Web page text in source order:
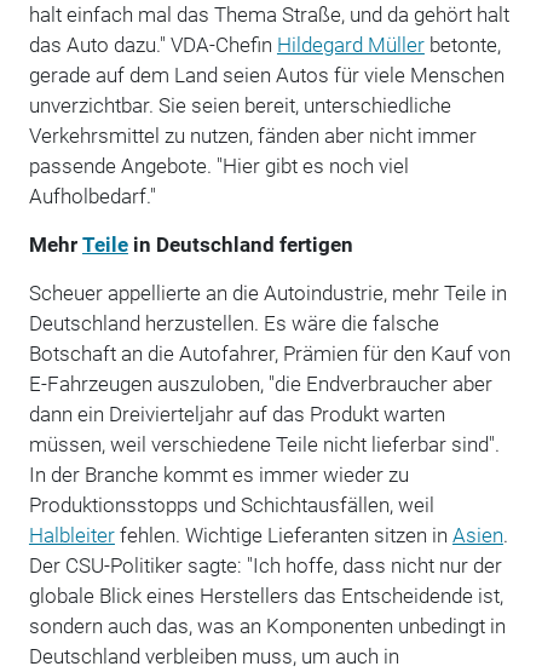
halt einfach mal das Thema Straße, und da gehört halt
das Auto dazu." VDA-Chefin Hildegard Müllerbetonte,
gerade auf dem Land seien Autos für viele Menschen
unverzichtbar. Sie seien bereit, unterschiedliche
Verkehrsmittel zu nutzen, fänden aber nicht immer
passende Angebote. "Hier gibt es noch viel
Aufholbedarf."
Mehr Teilein Deutschland fertigen
Scheuer appellierte an die Autoindustrie, mehr Teile in
Deutschland herzustellen. Es wäre die falsche
Botschaft an die Autofahrer, Prämien für den Kauf von
E-Fahrzeugen auszuloben, "die Endverbraucher aber
dann ein Dreivierteljahr auf das Produkt warten
müssen, weil verschiedene Teile nicht lieferbar sind".
In der Branche kommt es immer wieder zu
Produktionsstopps und Schichtausfällen, weil
Halbleiterfehlen. Wichtige Lieferanten sitzen in Asien.
Der CSU-Politiker sagte: "Ich hoffe, dass nicht nur der
globale Blick eines Herstellers das Entscheidende ist,
sondern auch das, was an Komponenten unbedingt in
Deutschland verbleiben muss, um auch in